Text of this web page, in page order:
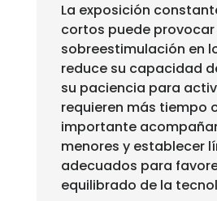
La exposición
cortos puede provocar
sobreestimulación en
reduce su capacidad
su paciencia para
requieren más tiempo
importante
menores y establecer
adecuados para
equilibrado de la